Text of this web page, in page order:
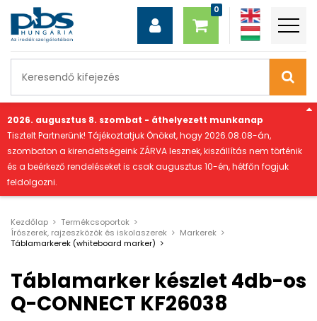
2026. augusztus 8. szombat - áthelyezett munkanap
Tisztelt Partnerünk! Tájékoztatjuk Önöket, hogy 2026.08.08-án,
szombaton a kirendeltségeink ZÁRVA lesznek, kiszállítás nem történik
és a beérkező rendeléseket is csak augusztus 10-én, hétfőn fogjuk
feldolgozni.
Kezdőlap
Termékcsoportok
Írószerek, rajzeszközök és iskolaszerek
Markerek
Táblamarkerek (whiteboard marker)
Táblamarker készlet 4db-os
Q-CONNECT KF26038